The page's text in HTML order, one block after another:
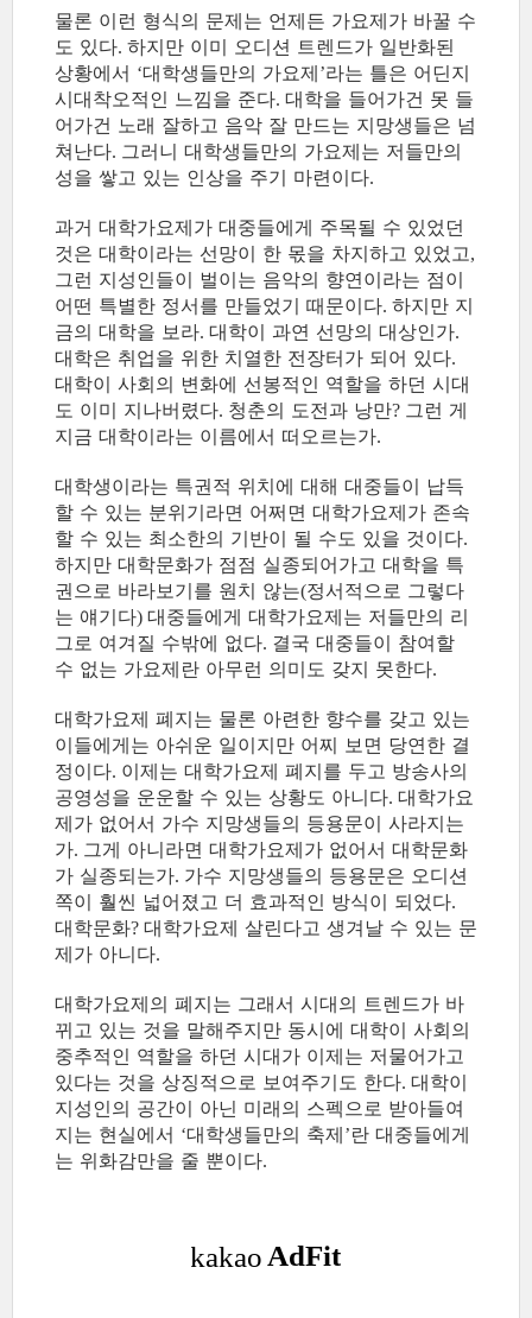
물론 이런 형식의 문제는 언제든 가요제가 바꿀 수
도 있다. 하지만 이미 오디션 트렌드가 일반화된
상황에서 ‘대학생들만의 가요제’라는 틀은 어딘지
시대착오적인 느낌을 준다. 대학을 들어가건 못 들
어가건 노래 잘하고 음악 잘 만드는 지망생들은 넘
쳐난다. 그러니 대학생들만의 가요제는 저들만의
성을 쌓고 있는 인상을 주기 마련이다.
과거 대학가요제가 대중들에게 주목될 수 있었던
것은 대학이라는 선망이 한 몫을 차지하고 있었고,
그런 지성인들이 벌이는 음악의 향연이라는 점이
어떤 특별한 정서를 만들었기 때문이다. 하지만 지
금의 대학을 보라. 대학이 과연 선망의 대상인가.
대학은 취업을 위한 치열한 전장터가 되어 있다.
대학이 사회의 변화에 선봉적인 역할을 하던 시대
도 이미 지나버렸다. 청춘의 도전과 낭만? 그런 게
지금 대학이라는 이름에서 떠오르는가.
대학생이라는 특권적 위치에 대해 대중들이 납득
할 수 있는 분위기라면 어쩌면 대학가요제가 존속
할 수 있는 최소한의 기반이 될 수도 있을 것이다.
하지만 대학문화가 점점 실종되어가고 대학을 특
권으로 바라보기를 원치 않는(정서적으로 그렇다
는 얘기다) 대중들에게 대학가요제는 저들만의 리
그로 여겨질 수밖에 없다. 결국 대중들이 참여할
수 없는 가요제란 아무런 의미도 갖지 못한다.
대학가요제 폐지는 물론 아련한 향수를 갖고 있는
이들에게는 아쉬운 일이지만 어찌 보면 당연한 결
정이다. 이제는 대학가요제 폐지를 두고 방송사의
공영성을 운운할 수 있는 상황도 아니다. 대학가요
제가 없어서 가수 지망생들의 등용문이 사라지는
가. 그게 아니라면 대학가요제가 없어서 대학문화
가 실종되는가. 가수 지망생들의 등용문은 오디션
쪽이 훨씬 넓어졌고 더 효과적인 방식이 되었다.
대학문화? 대학가요제 살린다고 생겨날 수 있는 문
제가 아니다.
대학가요제의 폐지는 그래서 시대의 트렌드가 바
뀌고 있는 것을 말해주지만 동시에 대학이 사회의
중추적인 역할을 하던 시대가 이제는 저물어가고
있다는 것을 상징적으로 보여주기도 한다. 대학이
지성인의 공간이 아닌 미래의 스펙으로 받아들여
지는 현실에서 ‘대학생들만의 축제’란 대중들에게
는 위화감만을 줄 뿐이다.